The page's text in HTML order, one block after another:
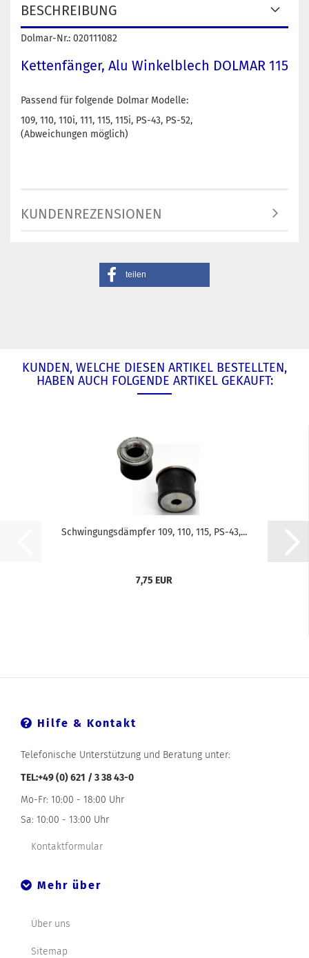
BESCHREIBUNG
Dolmar-Nr.: 020111082
Kettenfänger, Alu Winkelblech DOLMAR 115
Passend für folgende Dolmar Modelle:
109, 110, 110i, 111, 115, 115i, PS-43, PS-52,
(Abweichungen möglich)
KUNDENREZENSIONEN
teilen
KUNDEN, WELCHE DIESEN ARTIKEL BESTELLTEN,
HABEN AUCH FOLGENDE ARTIKEL GEKAUFT:
Schwingungsdämpfer 109, 110, 115, PS-43,...
7,75 EUR
Hilfe & Kontakt
Telefonische Unterstützung und Beratung unter:
TEL:+49 (0) 621 / 3 38 43-0
Mo-Fr: 10:00 - 18:00 Uhr
Sa: 10:00 - 13:00 Uhr
Kontaktformular
Mehr über
Über uns
Sitemap